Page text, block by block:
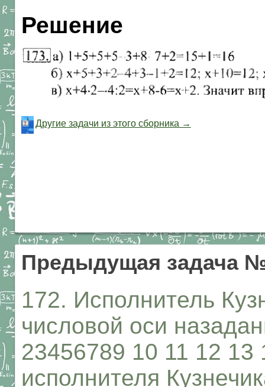
Решение
Другие задачи из этого сборника →
Предыдущая задача
172. Исполнитель
числовой оси
23456789 10 11 12
исполнителя